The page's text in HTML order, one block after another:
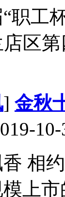
职工
区
] 金秋
相
上